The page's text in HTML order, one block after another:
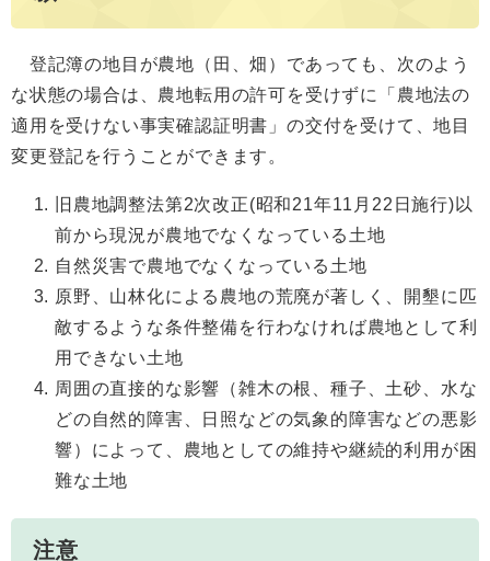
登記簿の地目が農地（田、畑）であっても、次のよう
な状態の場合は、農地転用の許可を受けずに「農地法の
適用を受けない事実確認証明書」の交付を受けて、地目
変更登記を行うことができます。
旧農地調整法第2次改正(昭和21年11月22日施行)以
前から現況が農地でなくなっている土地
自然災害で農地でなくなっている土地
原野、山林化による農地の荒廃が著しく、開墾に匹
敵するような条件整備を行わなければ農地として利
用できない土地
周囲の直接的な影響（雑木の根、種子、土砂、水な
どの自然的障害、日照などの気象的障害などの悪影
響）によって、農地としての維持や継続的利用が困
難な土地
注意